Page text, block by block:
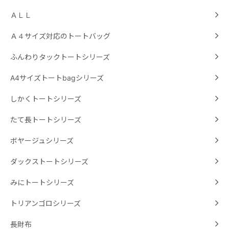
ＡＬＬ
Ａ４サイズ対応のトートバッグ
ふんわりタックトートシリーズ
A4サイズトートbagシリーズ
しかくトートシリーズ
たて長トートシリーズ
ボヤージュシリーズ
ダックストートシリーズ
みにトートシリーズ
トリアンゴロシリーズ
長財布